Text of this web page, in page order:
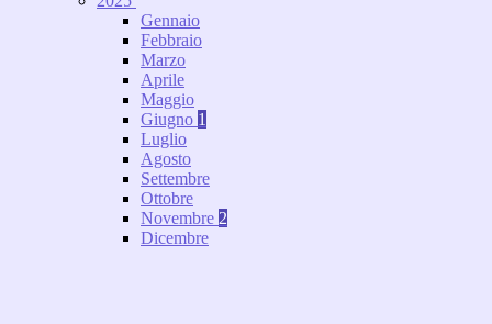
Gennaio
Febbraio
Marzo
Aprile
Maggio
Giugno 1
Luglio
Agosto
Settembre
Ottobre
Novembre 2
Dicembre